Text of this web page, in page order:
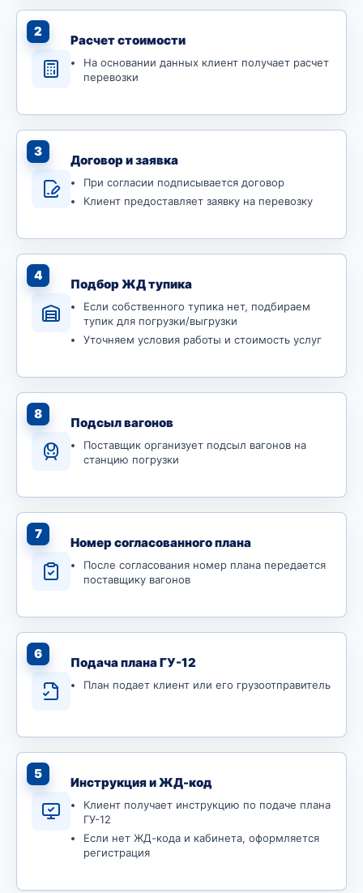
2
Расчет стоимости
На основании данных клиент получает расчет
перевозки
3
Договор и заявка
При согласии подписывается договор
Клиент предоставляет заявку на перевозку
4
Подбор ЖД тупика
Если собственного тупика нет, подбираем
тупик для погрузки/выгрузки
Уточняем условия работы и стоимость услуг
8
Подсыл вагонов
Поставщик организует подсыл вагонов на
станцию погрузки
7
Номер согласованного плана
После согласования номер плана передается
поставщику вагонов
6
Подача плана ГУ-12
План подает клиент или его грузоотправитель
5
Инструкция и ЖД-код
Клиент получает инструкцию по подаче плана
ГУ-12
Если нет ЖД-кода и кабинета, оформляется
регистрация